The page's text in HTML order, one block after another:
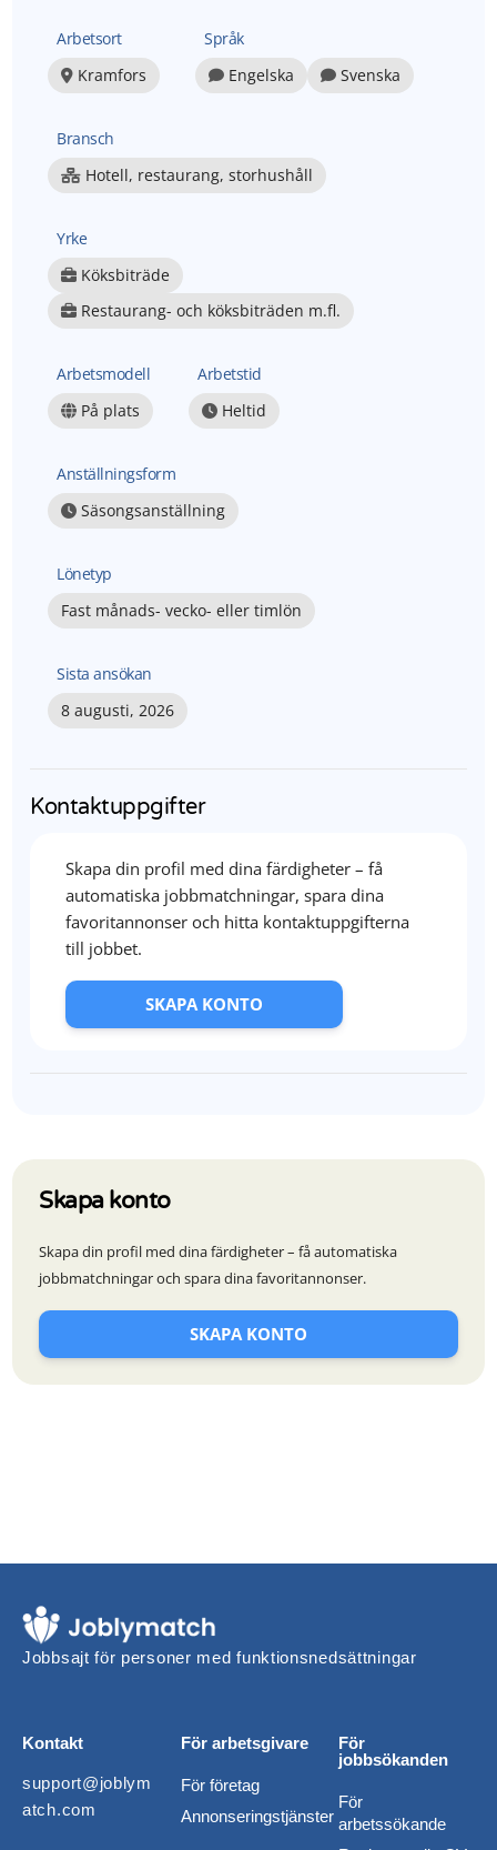
Arbetsort
Kramfors
Språk
Engelska
Svenska
Bransch
Hotell, restaurang, storhushåll
Yrke
Köksbiträde
Restaurang- och köksbiträden m.fl.
Arbetsmodell
På plats
Arbetstid
Heltid
Anställningsform
Säsongsanställning
Lönetyp
Fast månads- vecko- eller timlön
Sista ansökan
8 augusti, 2026
Kontaktuppgifter
Skapa din profil med dina färdigheter – få
automatiska jobbmatchningar, spara dina
favoritannonser och hitta kontaktuppgifterna
till jobbet.
SKAPA KONTO
Skapa konto
Skapa din profil med dina färdigheter – få automatiska
jobbmatchningar och spara dina favoritannonser.
SKAPA KONTO
Jobbsajt för personer med funktionsnedsättningar
Kontakt
support@joblym
atch.com
För arbetsgivare
För företag
Annonseringstjänster
För
jobbsökanden
För
arbetssökande